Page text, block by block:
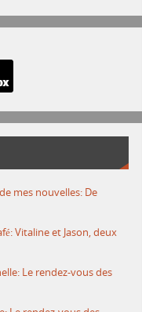
mes nouvelles: De
Vitaline et Jason, deux
Le rendez-vous des